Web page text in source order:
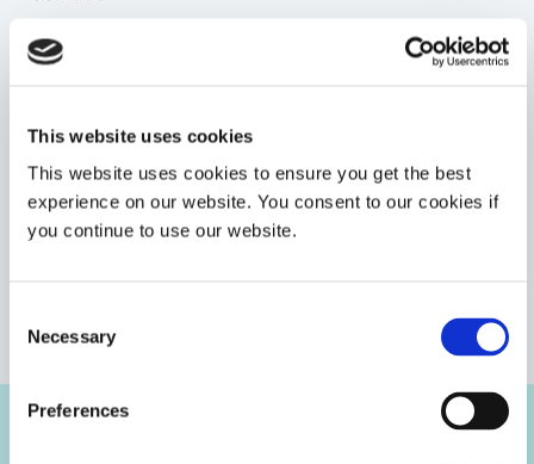
This website uses cookies
This website uses cookies to ensure you get the best
experience on our website. You consent to our cookies if
you continue to use our website.
Selection
Necessary
Preferences
固化时间建议
透光率
生物相容性测试（NAMSA）